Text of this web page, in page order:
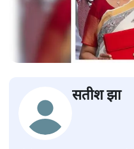
सतीश झा